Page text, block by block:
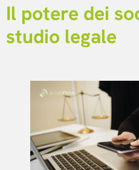
Il potere dei
studio legale